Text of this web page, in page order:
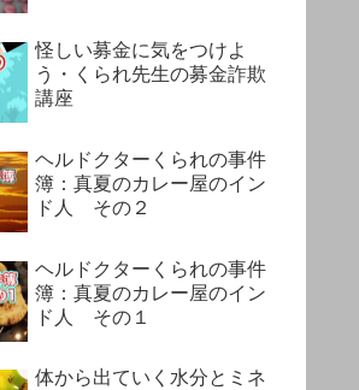
怪しい募金に気をつけよ
う・くられ先生の募金詐欺
講座
ヘルドクターくられの事件
簿：真夏のカレー屋のイン
ド人 その２
ヘルドクターくられの事件
簿：真夏のカレー屋のイン
ド人 その１
体から出ていく水分とミネ